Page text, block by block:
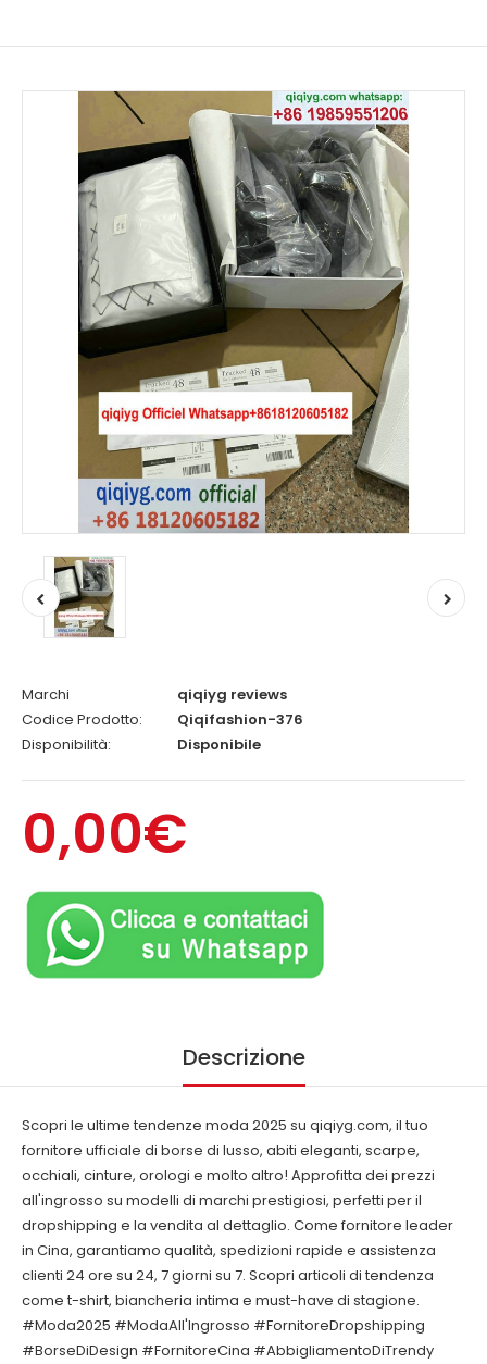
Marchi
qiqiyg reviews
Codice Prodotto:
Qiqifashion-376
Disponibilità:
Disponibile
0,00€
Descrizione
Scopri le ultime tendenze moda 2025 su qiqiyg.com, il tuo
fornitore ufficiale di borse di lusso, abiti eleganti, scarpe,
occhiali, cinture, orologi e molto altro! Approfitta dei prezzi
all'ingrosso su modelli di marchi prestigiosi, perfetti per il
dropshipping e la vendita al dettaglio. Come fornitore leader
in Cina, garantiamo qualità, spedizioni rapide e assistenza
clienti 24 ore su 24, 7 giorni su 7. Scopri articoli di tendenza
come t-shirt, biancheria intima e must-have di stagione.
#Moda2025 #ModaAll'Ingrosso #FornitoreDropshipping
#BorseDiDesign #FornitoreCina #AbbigliamentoDiTrendy